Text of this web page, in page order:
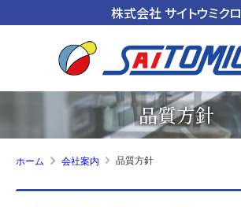
株式会社 サイトウミクロ
品質方針
ホーム 会社案内 品質方針